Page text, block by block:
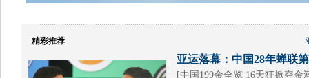
精彩推荐
亚运落幕：中国28年蝉联
[中国199金全览 16天狂掀夺金